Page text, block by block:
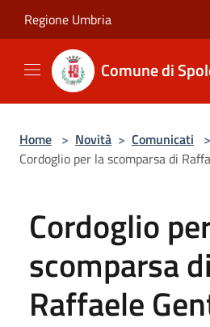
Regione Umbria
Comune di
Home > Novità > Comunicati >
Cordoglio per la scomparsa di
Cordoglio
scomparsa di
Raffaele